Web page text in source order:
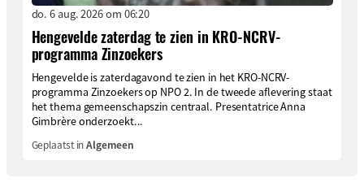
do. 6 aug. 2026 om 06:20
Hengevelde zaterdag te zien in KRO-NCRV-
programma Zinzoekers
Hengevelde is zaterdagavond te zien in het KRO-NCRV-
programma Zinzoekers op NPO 2. In de tweede aflevering staat
het thema gemeenschapszin centraal. Presentatrice Anna
Gimbrère onderzoekt...
Geplaatst inAlgemeen